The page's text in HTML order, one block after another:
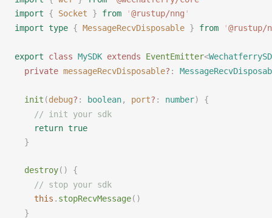
import { Socket } from '@rustup/nng '
import type { MessageRecvDisposable } from '@rustup/
export class MySDK extends EventEmitter<
  private
messageRecvDisposable? :
init (debug? : boolean, port? : number)
{
    // init your sdk
    return
true
  }
destroy()
{
    // stop your sdk
    this
. stopRecvMessage()
  }